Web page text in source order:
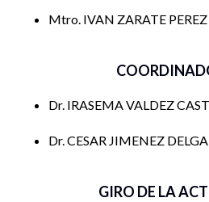
Mtro. IVAN ZARATE PEREZ
Dr. IRASEMA VALDEZ
Dr. CESAR JIMENEZ
GIRO DE LA